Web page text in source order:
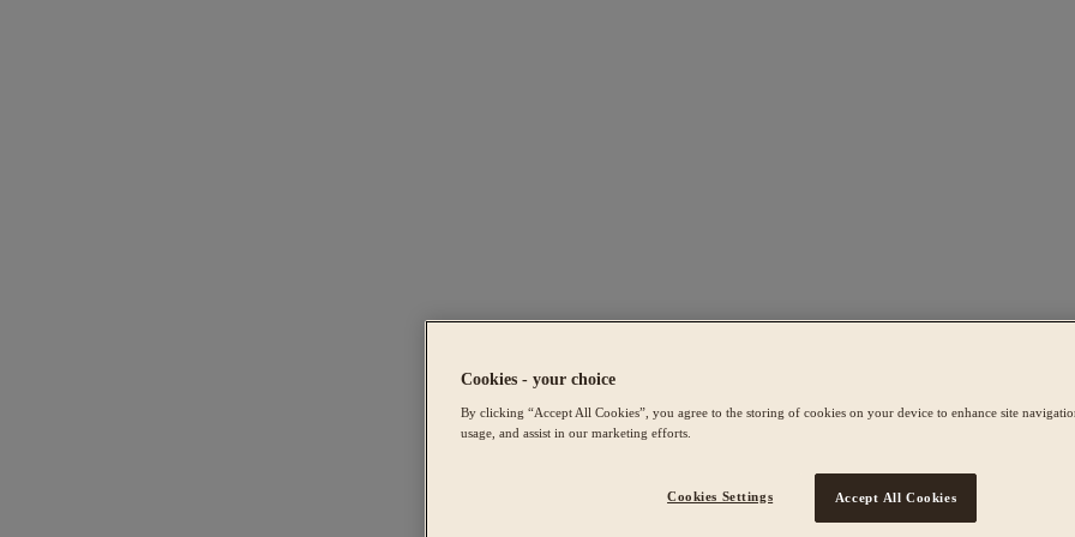
Cookies - your choice
By clicking “Accept All Cookies”, you agree to the storing of cookies on your device to enhance site
usage, and assist in our marketing efforts.
Cookies Settings Accept All Cookies